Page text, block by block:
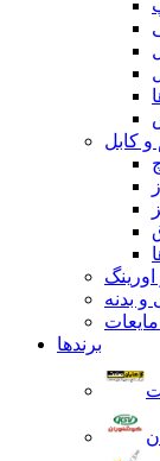
کابل
بدنه
برندها